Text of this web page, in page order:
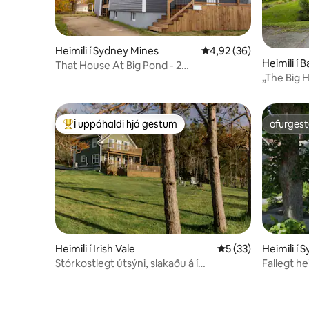
Heimili í Sydney Mines 4,92 af 5 í
4,92 (36)
That House At Big Pond - 2
Heimili í
„The Big
Í mestu uppáhaldi hjá gestum
Í uppáhaldi hjá gestum
Heimili í Irish Vale 5 af 5 í
5 (33)
Stórkostlegt útsýni, slakaðu á í
Heimili í
Fallegt